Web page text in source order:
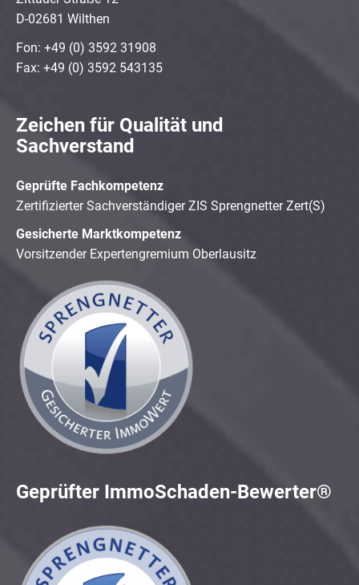
D-02681 Wilthen
Fon: +49 (0) 3592 31908
Fax: +49 (0) 3592 543135
Zeichen für Qualität und
Sachverstand
Geprüfte Fachkompetenz
Zertifizierter Sachverständiger ZIS Sprengnetter Zert(S)
Gesicherte Marktkompetenz
Vorsitzender Expertengremium Oberlausitz
Geprüfter ImmoSchaden-Bewerter®